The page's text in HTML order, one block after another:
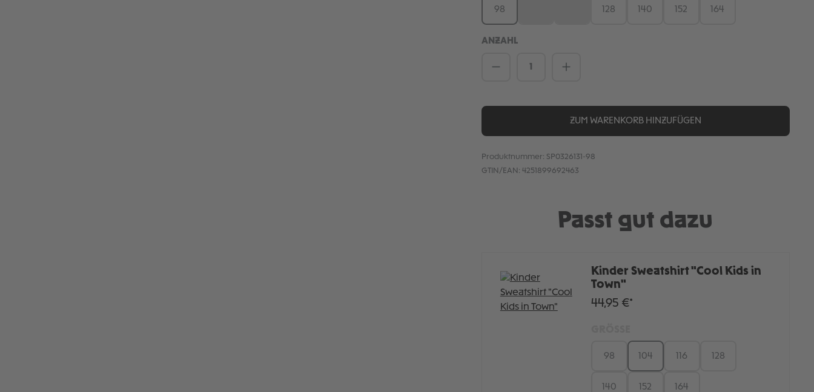
98 128 140 152 164
ANZAHL
Produkt Anzahl: Gib den gewünschten Wert
ZUM WARENKORB HINZUFÜGEN
Produktnummer: SP0326131-98
GTIN/EAN: 4251899692463
Passt gut dazu
Kinder Sweatshirt "Cool Kids in
Town"
44,95 €*
98 104 116 128
140 152 164